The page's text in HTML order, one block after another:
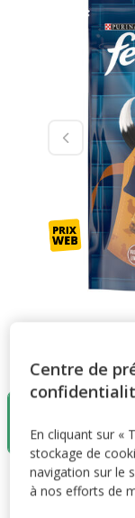
Taille:180g
(16.55€ / kg)
Prix 2.98€, 16.55
2.98€ (16.55€ /
Centre de
En cliquant sur «
stockage de
navigation sur le
à nos efforts de